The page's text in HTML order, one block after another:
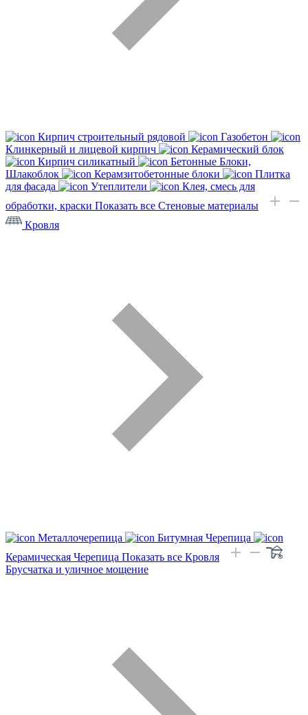
Кирпич строительный рядовой
Газобетон
Клинкерный и лицевой кирпич
Керамический блок
Кирпич силикатный
Бетонные Блоки,
Шлакоблок
Керамзитобетонные блоки
Плитка
для фасада
Утеплители
Клея, смесь для
обработки, краски Показать все Стеновые материалы
Кровля
Металлочерепица
Битумная Черепица
Керамическая Черепица Показать все Кровля
Брусчатка и уличное мощение